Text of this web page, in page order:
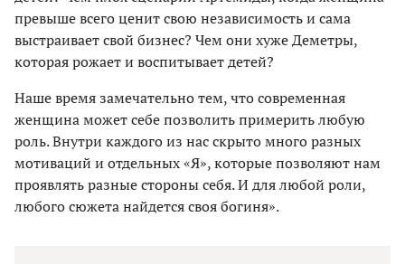
превыше всего ценит свою независимость и сама
выстраивает свой бизнес? Чем они хуже Деметры,
которая рожает и воспитывает детей?
Наше время замечательно тем, что современная
женщина может себе позволить примерить любую
роль. Внутри каждого из нас скрыто много разных
мотиваций и отдельных «Я», которые позволяют нам
проявлять разные стороны себя. И для любой роли,
любого сюжета найдется своя богиня».